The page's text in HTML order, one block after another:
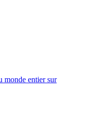
monde entier sur